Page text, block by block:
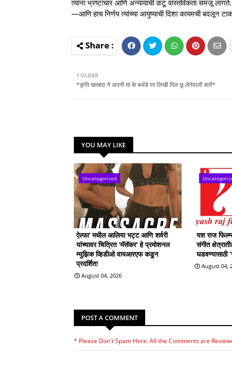
त्यांना भ्रष्टाचार आणि अन्यायाची कटू वास्तविकता समजू
—आणि हाच निर्णय त्यांच्या आयुष्याची दिशा कायमची बदलून
OLDER
*कृति खरबंदा ने अपनी मां के बर्थडे पर लिखी दिल छू लेनेवाली बातें*
YOU MAY LIKE
Uncategorized
ऐल्फा' मधील आलिया भट्ट आणि शर्वरी
यांच्यावर चित्रित 'मॅसॅकर' हे प्रमोशनल
म्युझिक व्हिडीओ वायआरएफ कडून
प्रदर्शित!
August 04, 2026
यश राज
संगीत
घडवण्यासाठी
August 04,
POST A COMMENT
* Please Don't Spam Here. All the Comments are